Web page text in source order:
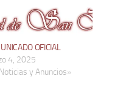
OFICIAL
4, 2025
y Anuncios»